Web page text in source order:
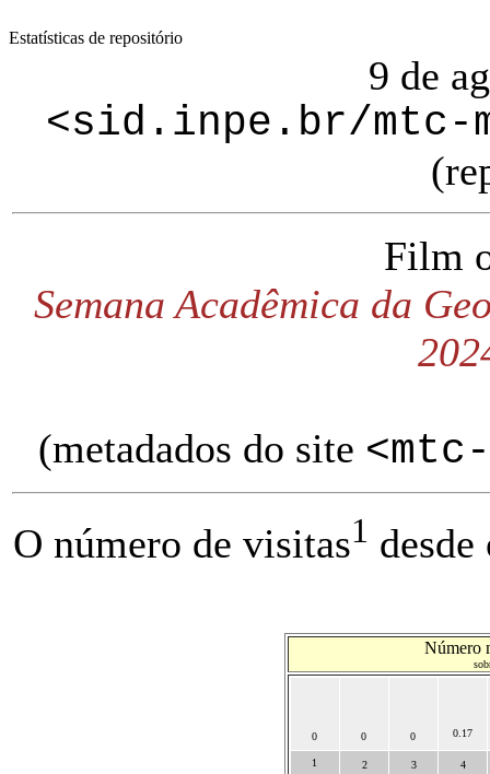
Estatísticas de repositório
9 de
<sid.inpe.br/mtc-
Film
Semana Acadêmica da
(metadados do site
O número de visitas1
Número
0 0 0 0.17
1 2 3 4